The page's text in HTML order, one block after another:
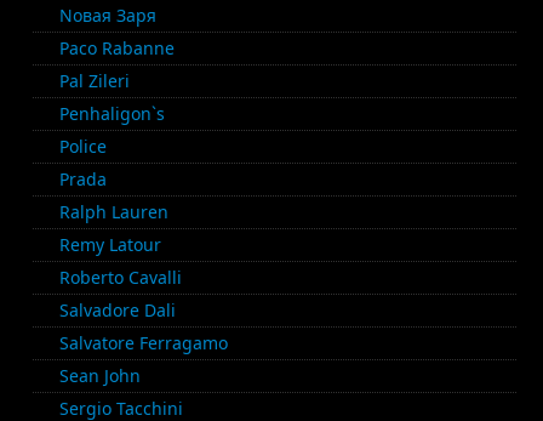
Nовая Заря
Paco Rabanne
Pal Zileri
Penhaligon`s
Police
Prada
Ralph Lauren
Remy Latour
Roberto Cavalli
Salvadore Dali
Salvatore Ferragamo
Sean John
Sergio Tacchini